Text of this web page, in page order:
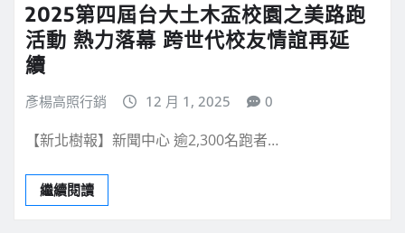
2025第四屆台大土木盃校園之美路跑
活動 熱力落幕 跨世代校友情誼再延
續
彥楊高照行銷 12 月 1, 2025 0
【新北樹報】新聞中心 逾2,300名跑者…
繼續閱讀